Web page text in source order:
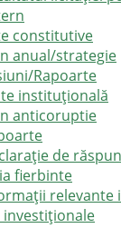
constitutive
anual/strategie
Rapoarte
instituțională
anticoruptie
de
fierbinte
relevante
investiționale